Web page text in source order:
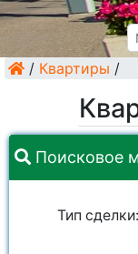
/ Квартиры /
Поисковое
Тип сделки: